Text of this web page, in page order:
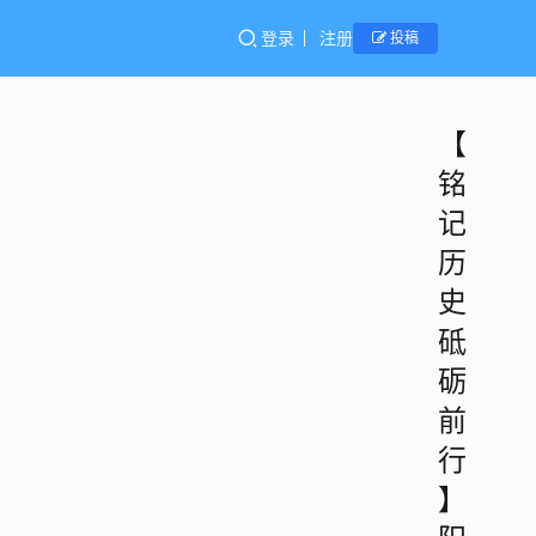
登录 注册 投稿
【
铭
记
历
史
砥
砺
前
行
】